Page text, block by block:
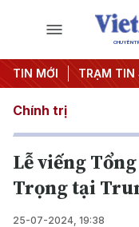
CHUYÊN
TIN MỚI TRẠM TIN
#Đưa Nghị quyết
Chính trị
Lễ viếng
Trọng tại
25-07-2024, 19:38